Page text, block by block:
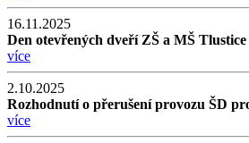
16.11.2025
Den otevřených dveří ZŠ a MŠ Tlustice
více
2.10.2025
Rozhodnutí o přerušení provozu ŠD
více